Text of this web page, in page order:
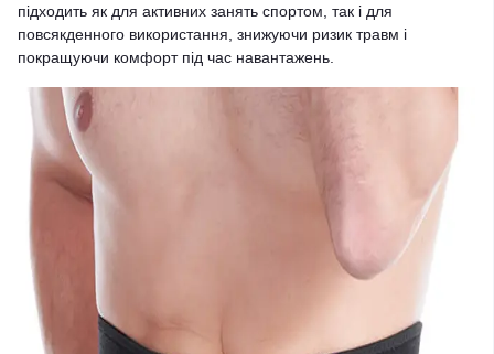
підходить як для активних занять спортом, так і для
повсякденного використання, знижуючи ризик травм і
покращуючи комфорт під час навантажень.